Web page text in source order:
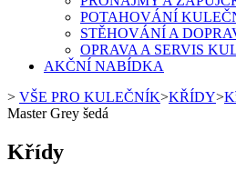
POTAHOVÁNÍ
STĚHOVÁNÍ A
OPRAVA A SERVIS
AKČNÍ NABÍDKA
> VŠE PRO KULEČNÍK>KŘÍDY>
Master Grey šedá
Křídy